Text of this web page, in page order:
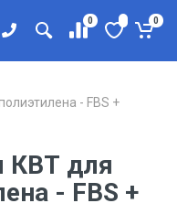
0 0
- FBS +
КВТ для
- FBS +